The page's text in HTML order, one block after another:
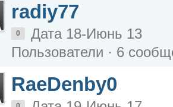
radiy77
0
Дата 18-Июнь 13
Пользователи · 6
RaeDenby0